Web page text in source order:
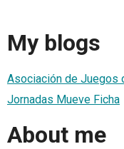
My blogs
Asociación de Juegos
Jornadas Mueve Ficha
About me